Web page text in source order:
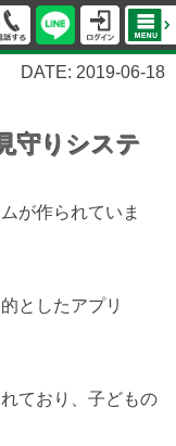
DATE: 2019-06-18
守りシステ
が作られていま
としたアプリ
ており、子どもの